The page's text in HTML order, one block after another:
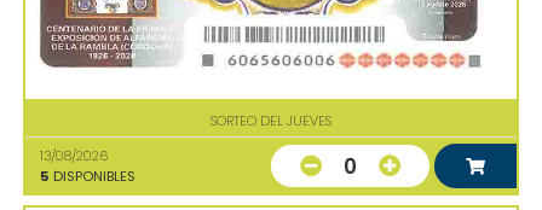
SORTEO DEL JUEVES
13/08/2026
5 DISPONIBLES 0